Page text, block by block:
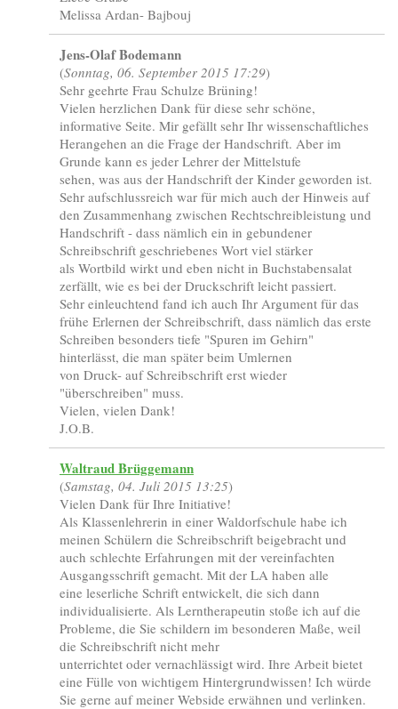
Melissa Ardan- Bajbouj
Jens-Olaf Bodemann
(Sonntag, 06. September 2015 17:29)
Sehr geehrte Frau Schulze Brüning!
Vielen herzlichen Dank für diese sehr schöne,
informative Seite. Mir gefällt sehr Ihr wissenschaftliches
Herangehen an die Frage der Handschrift. Aber im
Grunde kann es jeder Lehrer der Mittelstufe
sehen, was aus der Handschrift der Kinder geworden ist.
Sehr aufschlussreich war für mich auch der Hinweis auf
den Zusammenhang zwischen Rechtschreibleistung und
Handschrift - dass nämlich ein in gebundener
Schreibschrift geschriebenes Wort viel stärker
als Wortbild wirkt und eben nicht in Buchstabensalat
zerfällt, wie es bei der Druckschrift leicht passiert.
Sehr einleuchtend fand ich auch Ihr Argument für das
frühe Erlernen der Schreibschrift, dass nämlich das erste
Schreiben besonders tiefe "Spuren im Gehirn"
hinterlässt, die man später beim Umlernen
von Druck- auf Schreibschrift erst wieder
"überschreiben" muss.
Vielen, vielen Dank!
J.O.B.
Waltraud Brüggemann
(Samstag, 04. Juli 2015 13:25)
Vielen Dank für Ihre Initiative!
Als Klassenlehrerin in einer Waldorfschule habe ich
meinen Schülern die Schreibschrift beigebracht und
auch schlechte Erfahrungen mit der vereinfachten
Ausgangsschrift gemacht. Mit der LA haben alle
eine leserliche Schrift entwickelt, die sich dann
individualisierte. Als Lerntherapeutin stoße ich auf die
Probleme, die Sie schildern im besonderen Maße, weil
die Schreibschrift nicht mehr
unterrichtet oder vernachlässigt wird. Ihre Arbeit bietet
eine Fülle von wichtigem Hintergrundwissen! Ich würde
Sie gerne auf meiner Webside erwähnen und verlinken.